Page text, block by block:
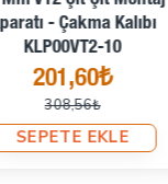
KLP00105ERC
485,57₺
938,49₺
SEPETE EKLE